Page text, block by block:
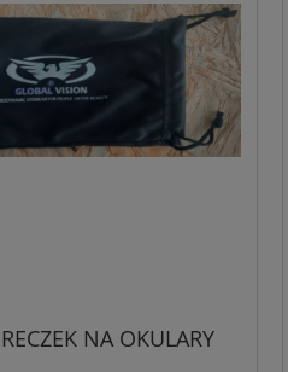
NA OKULARY